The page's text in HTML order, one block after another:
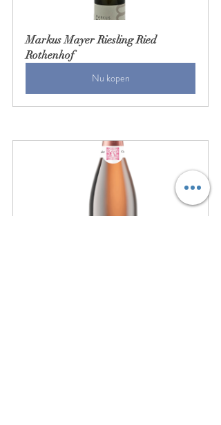
Markus Mayer Riesling Ried
Rothenhof
Nu kopen